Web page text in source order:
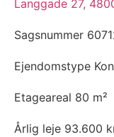
Langgade 27,
Sagsnummer
Ejendomstype
Etageareal 80 m²
Årlig leje 93.600